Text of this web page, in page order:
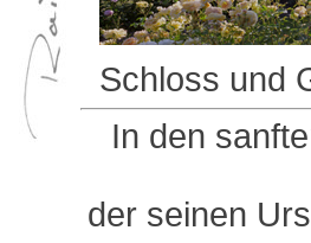
Schloss und
In den
der seinen